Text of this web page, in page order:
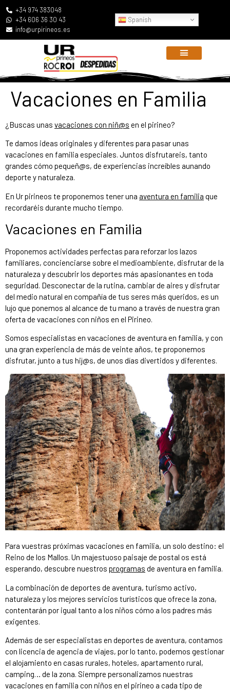
+34 974 383048
+34 606 36 30 43
info@urpirineos.es
Spanish
Vacaciones en Familia
¿Buscas unas vacaciones con niñ@s en el pirineo?
Te damos ideas originales y diferentes para pasar unas
vacaciones en familia especiales. Juntos disfrutareis, tanto
grandes cómo pequeñ@s, de experiencias increíbles aunando
deporte y naturaleza.
En Ur pirineos te proponemos tener una aventura en familia que
recordaréis durante mucho tiempo.
Vacaciones en Familia
Proponemos actividades perfectas para reforzar los lazos
familiares, concienciarse sobre el medioambiente, disfrutar de la
naturaleza y descubrir los deportes más apasionantes en toda
seguridad. Desconectar de la rutina, cambiar de aires y disfrutar
del medio natural en compañía de tus seres más queridos, es un
lujo que ponemos al alcance de tu mano a través de nuestra gran
oferta de vacaciones con niños en el Pirineo.
Somos especialistas en vacaciones de aventura en familia, y con
una gran experiencia de más de veinte años, te proponemos
disfrutar, junto a tus hij@s, de unos días divertidos y diferentes.
Para vuestras próximas vacaciones en familia, un solo destino: el
Reino de los Mallos. Un majestuoso paisaje de postal os está
esperando, descubre nuestros programas de aventura en familia.
La combinación de deportes de aventura, turismo activo,
naturaleza y los mejores servicios turísticos que ofrece la zona,
contentarán por igual tanto a los niños cómo a los padres más
exigentes.
Además de ser especialistas en deportes de aventura, contamos
con licencia de agencia de viajes, por lo tanto, podemos gestionar
el alojamiento en casas rurales, hoteles, apartamento rural,
camping… de la zona. Siempre personalizamos nuestras
vacaciones en familia con niños en el pirineo a cada tipo de